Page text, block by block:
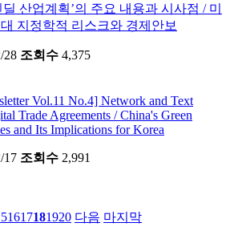
산업계획’의 주요 내용과 시사점 / 미
지정학적 리스크와 경제안보
28 조회수 4,375
Vol.11 No.4] Network and Text
Trade Agreements / China's Green
and Its Implications for Korea
17 조회수 2,991
1617181920 다음 마지막